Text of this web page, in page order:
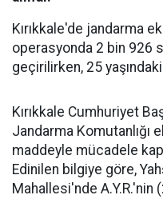
Kırıkkale'de jandarma
operasyonda 2 bin 926
geçirilirken, 25
Kırıkkale Cumhuriyet
Jandarma Komutanlığı
maddeyle mücadele
Edinilen bilgiye göre,
Mahallesi'nde